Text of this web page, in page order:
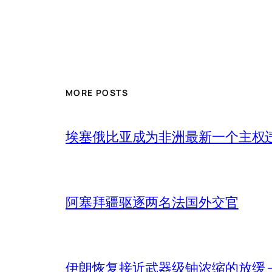
MORE POSTS
埃塞俄比亚成为非洲最新一个主权
阿塞拜疆驱逐两名法国外交官
伊朗恢复接近武器级铀浓缩的放缓